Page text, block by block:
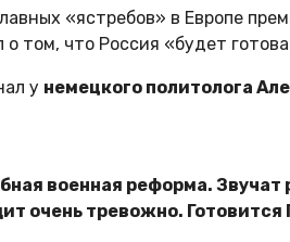
«ястребов» в Европе
что Россия «будет
у немецкого политолога
военная реформа.
очень тревожно.